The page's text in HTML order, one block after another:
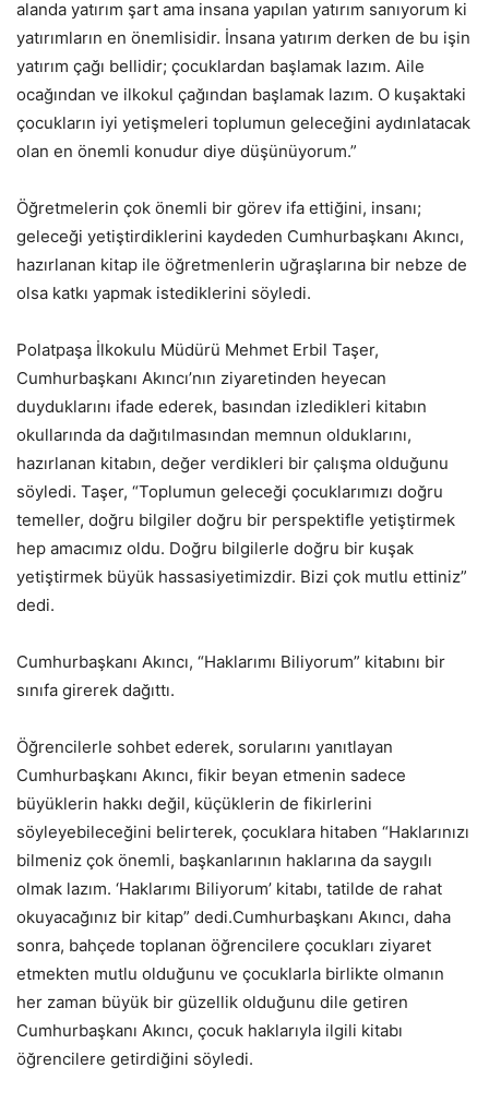
alanda yatırım şart ama insana yapılan yatırım sanıyorum ki
yatırımların en önemlisidir. İnsana yatırım derken de bu işin
yatırım çağı bellidir; çocuklardan başlamak lazım. Aile
ocağından ve ilkokul çağından başlamak lazım. O kuşaktaki
çocukların iyi yetişmeleri toplumun geleceğini aydınlatacak
olan en önemli konudur diye düşünüyorum.”
Öğretmelerin çok önemli bir görev ifa ettiğini, insanı;
geleceği yetiştirdiklerini kaydeden Cumhurbaşkanı Akıncı,
hazırlanan kitap ile öğretmenlerin uğraşlarına bir nebze de
olsa katkı yapmak istediklerini söyledi.
Polatpaşa İlkokulu Müdürü Mehmet Erbil Taşer,
Cumhurbaşkanı Akıncı’nın ziyaretinden heyecan
duyduklarını ifade ederek, basından izledikleri kitabın
okullarında da dağıtılmasından memnun olduklarını,
hazırlanan kitabın, değer verdikleri bir çalışma olduğunu
söyledi. Taşer, “Toplumun geleceği çocuklarımızı doğru
temeller, doğru bilgiler doğru bir perspektifle yetiştirmek
hep amacımız oldu. Doğru bilgilerle doğru bir kuşak
yetiştirmek büyük hassasiyetimizdir. Bizi çok mutlu ettiniz”
dedi.
Cumhurbaşkanı Akıncı, “Haklarımı Biliyorum” kitabını bir
sınıfa girerek dağıttı.
Öğrencilerle sohbet ederek, sorularını yanıtlayan
Cumhurbaşkanı Akıncı, fikir beyan etmenin sadece
büyüklerin hakkı değil, küçüklerin de fikirlerini
söyleyebileceğini belirterek, çocuklara hitaben “Haklarınızı
bilmeniz çok önemli, başkanlarının haklarına da saygılı
olmak lazım. ‘Haklarımı Biliyorum’ kitabı, tatilde de rahat
okuyacağınız bir kitap” dedi.Cumhurbaşkanı Akıncı, daha
sonra, bahçede toplanan öğrencilere çocukları ziyaret
etmekten mutlu olduğunu ve çocuklarla birlikte olmanın
her zaman büyük bir güzellik olduğunu dile getiren
Cumhurbaşkanı Akıncı, çocuk haklarıyla ilgili kitabı
öğrencilere getirdiğini söyledi.